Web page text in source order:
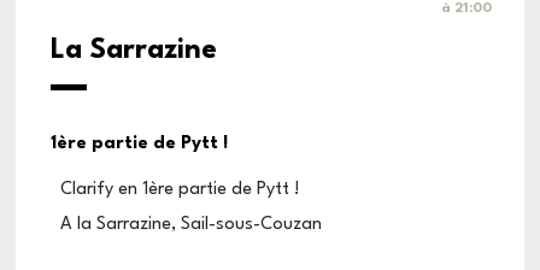
à 21:00
La Sarrazine
1ère partie de Pytt !
Clarify en 1ère partie de Pytt !
A la Sarrazine, Sail-sous-Couzan